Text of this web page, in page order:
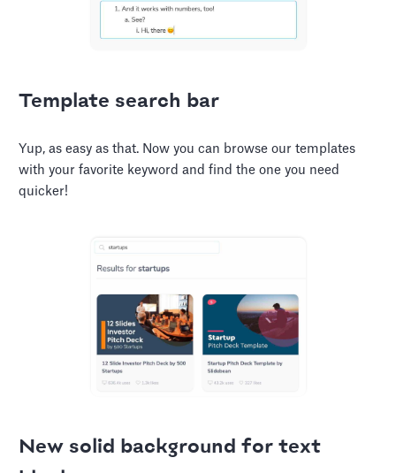
Template search bar
Yup, as easy as that. Now you can browse our templates
with your favorite keyword and find the one you need
quicker!
New solid background for text